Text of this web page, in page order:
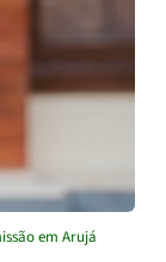
em Arujá